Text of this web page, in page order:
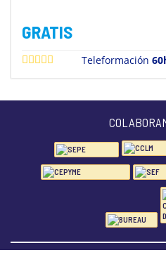
GRATIS
Teleformación